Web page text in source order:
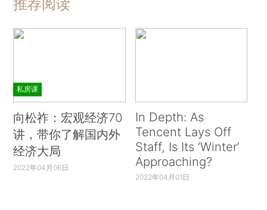
推荐阅读
私房课
向松祚：宏观经济70
讲，带你了解国内外
经济大局
2022年04月06日
In Depth: As
Tencent Lays Off
Staff, Is Its ‘Winter’
Approaching?
2022年04月01日